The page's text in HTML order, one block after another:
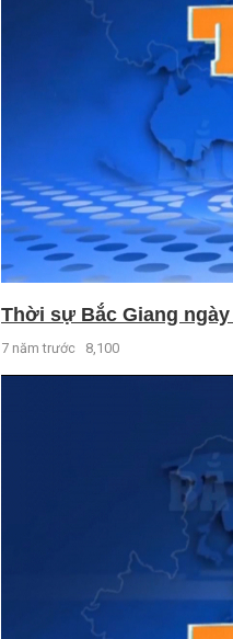
Thời sự Bắc Giang ngày
7 năm trước 8,100